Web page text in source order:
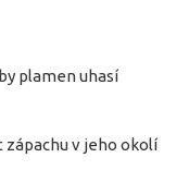
plamen uhasí
zápachu v jeho okolí